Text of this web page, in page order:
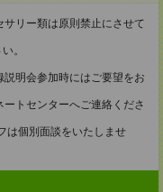
リー類は原則禁止にさせて
。
明会参加時にはご要望をお
トセンターへご連絡くださ
は個別面談をいたしませ